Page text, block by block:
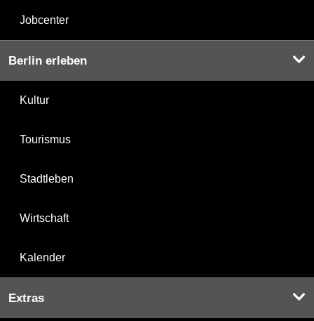
Jobcenter
Berlin erleben
Kultur
Tourismus
Stadtleben
Wirtschaft
Kalender
Extras